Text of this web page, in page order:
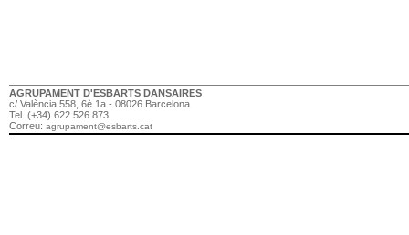
AGRUPAMENT D'ESBARTS DANSAIRES
c/ València 558, 6è 1a - 08026 Barcelona
Tel. (+34) 622 526 873
Correu: agrupament@esbarts.cat